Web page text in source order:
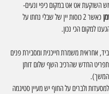
השוקעת אט אט במקום כיפי ונעים-
כאשר 2 כוסות יין של שבלי נחתו על
למקום הכי נכון.
אחראית משמרת חייכנית ומסבירת פנים
החדש שהרכיב השף שלום דותן
ולברים על החוף יש מעיין סטיגמה